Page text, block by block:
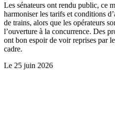
Les sénateurs ont rendu public, ce
harmoniser les tarifs et conditions
de trains, alors que les opérateurs
l’ouverture à la concurrence. Des
ont bon espoir de voir reprises par
cadre.
Le 25 juin 2026